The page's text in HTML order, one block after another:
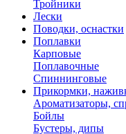
Тройники
Лески
Поводки, оснастки
Поплавки
Карповые
Поплавочные
Спиннинговые
Прикормки,
Ароматизаторы,
Бойлы
Бустеры, дипы